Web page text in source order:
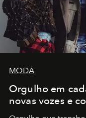
MODA
Orgulho em
novas vozes e